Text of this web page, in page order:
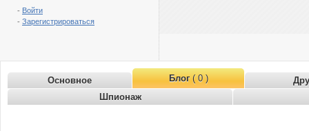
- Войти
- Зарегистрироваться
Основное Блог( 0 )
Шпионаж